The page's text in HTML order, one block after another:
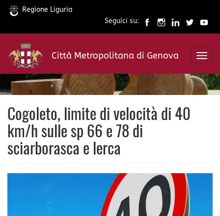
Salta
contenuto
principale
Regione Liguria
Seguici su:
Città Metropolitana di Genova
Cogoleto, limite di velocità di 40
km/h sulle sp 66 e 78 di
sciarborasca e lerca